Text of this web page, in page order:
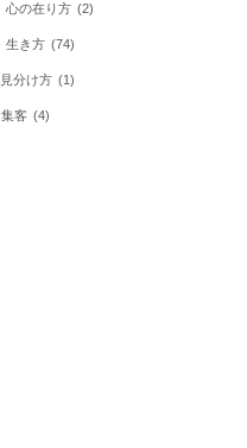
心の在り方 (2)
生き方 (74)
見分け方 (1)
集客 (4)